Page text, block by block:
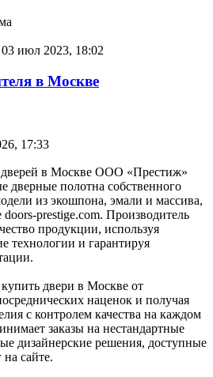
03 июл 2023, 18:02
в Москве
17:33
в Москве ООО «Престиж»
дверные полотна собственного
из экошпона, эмали и массива,
prestige.com. Производитель
продукции, используя
технологии и гарантируя
двери в Москве от
наценок и получая
с контролем качества на каждом
заказы на нестандартные
дизайнерские решения, доступные
на сайте.